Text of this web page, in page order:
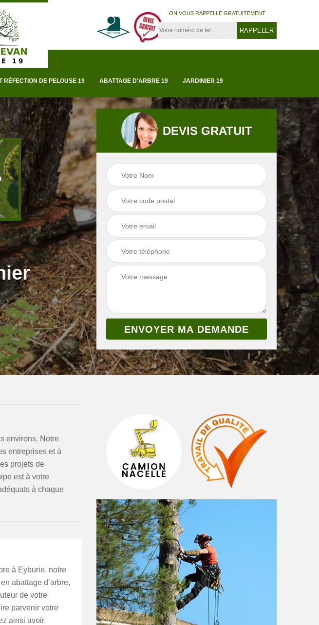
ON VOUS RAPPELLE GRATUITEMENT
RÉFECTION DE PELOUSE 19 ABATTAGE D'ARBRE 19 JARDINIER 19
Taille de haie 19
Tonte et réfection
Abattage d'arbre
DEVIS GRATUIT
environs. Notre
entreprises et à
projets de
est à votre
à chaque
à Eyburie, notre
abattage d’arbre,
de votre
parvenir votre
ainsi avoir